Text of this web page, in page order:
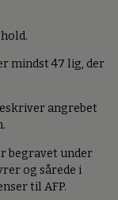
mindst 47 lig, der
angrebet
begravet under
og sårede i
til AFP.